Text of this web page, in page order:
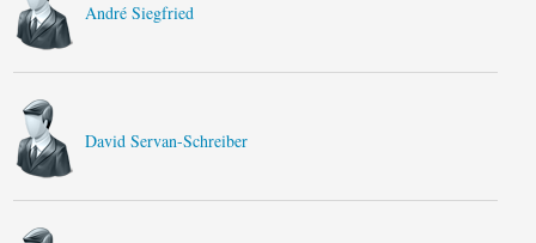
André Siegfried
David Servan-Schreiber